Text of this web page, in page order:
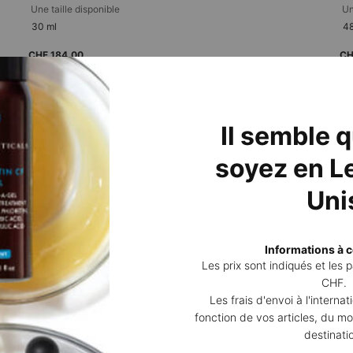
Une taille disponible​
30 ml
CHF 184,00
AJOUTER AU PANIER
Prix à l’unité (CHF 613,33 / 100 ml)
2 échantillons offerts
pour toute commande
sous 14
TYPE DE PEAU
Peau sèche
LES BESOINS
Il semble
soyez en
Informations à
Les prix sont indiqués et les
CHF.
Les frais d'envoi à
fonction de vos articles, du